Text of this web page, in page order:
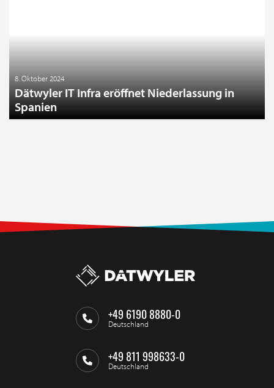
8. Oktober 2024
Dätwyler IT Infra eröffnet Niederlassung in
Spanien
+49 6190 8880-0
Deutschland
+49 811 998633-0
Deutschland